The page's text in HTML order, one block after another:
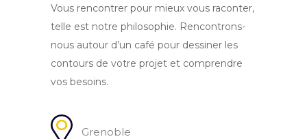
Vous rencontrer pour mieux vous raconter,
telle est notre philosophie. Rencontrons-
nous autour d’un café pour dessiner les
contours de votre projet et comprendre
vos besoins.
Grenoble